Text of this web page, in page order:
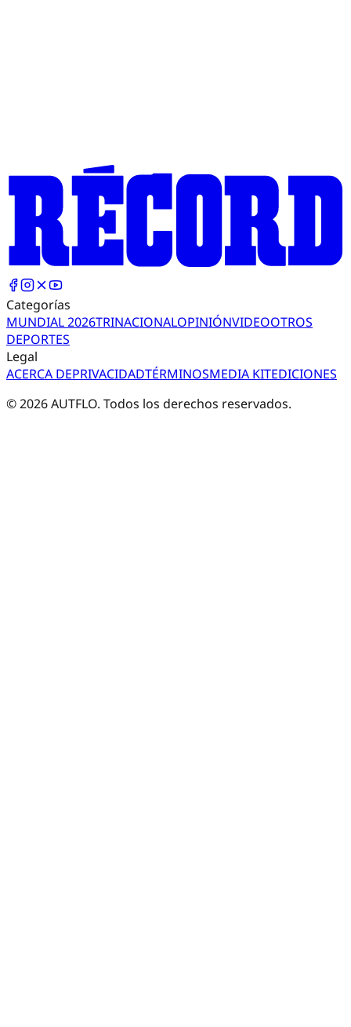
Categorías
MUNDIAL 2026TRINACIONALOPINIÓNVIDEOOTROS
DEPORTES
Legal
ACERCA DEPRIVACIDADTÉRMINOSMEDIA KITEDICIONES
©2026AUTFLO. Todos los derechos reservados.